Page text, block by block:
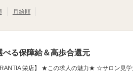
月給順
る保障給＆高歩合還元
栄店】 ★この求人の魅力★ ☆サロン見